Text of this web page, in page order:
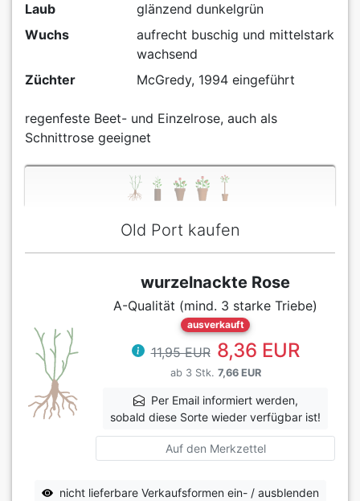
Laub
glänzend dunkelgrün
Wuchs
aufrecht buschig und mittelstark
wachsend
Züchter
McGredy, 1994 eingeführt
regenfeste Beet- und Einzelrose, auch als
Schnittrose geeignet
Old Port kaufen
wurzelnackte Rose
A-Qualität (mind. 3 starke Triebe)
ausverkauft
11,95 EUR 8,36 EUR
ab 3 Stk. 7,66 EUR
Per Email informiert werden,
sobald diese Sorte wieder verfügbar ist!
Auf den Merkzettel
nicht lieferbare Verkaufsformen ein- / ausblenden